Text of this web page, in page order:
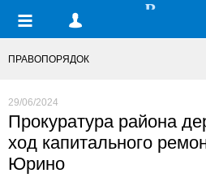
ПРАВОПОРЯДОК
29/06/2024
Прокуратура района
ход капитального
Юрино